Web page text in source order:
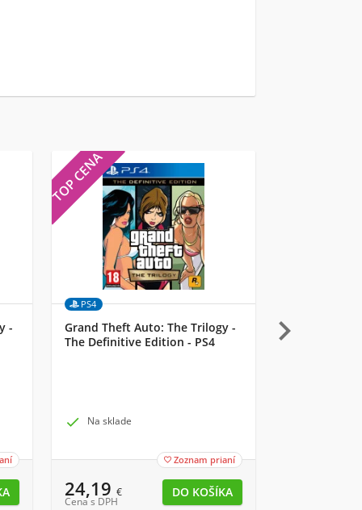
-
TOP CENA
PS4
Grand Theft Auto: The Trilogy -
The Definitive Edition - PS4
 Na sklade
 Zoznam prianí
24,19 €
Cena s DPH
UbiSoft
